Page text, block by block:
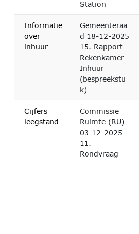
Station
Informatie
over
inhuur
Gemeenteraa
d 18-12-2025
15. Rapport
Rekenkamer
Inhuur
(bespreekstu
k)
Cijfers
leegstand
Commissie
Ruimte (RU)
03-12-2025
11.
Rondvraag